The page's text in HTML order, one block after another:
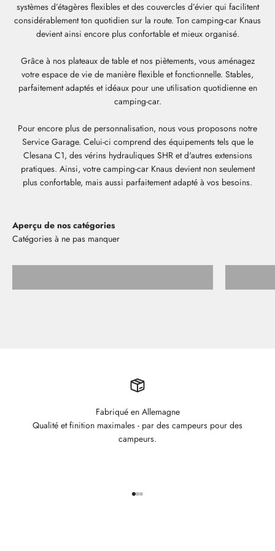
systèmes d’étagères flexibles et des couvercles d’évier qui facilitent
considérablement ton quotidien sur la route. Ton camping-car Knaus
devient ainsi encore plus confortable et mieux organisé.
Grâce à nos plateaux de table et nos piètements, vous aménagez
votre espace de vie de manière flexible et fonctionnelle. Stables,
parfaitement adaptés et idéaux pour une utilisation quotidienne en
camping-car.
Pour encore plus de personnalisation, nous vous proposons notre
Service Garage. Celui-ci comprend des équipements tels que le
Clesana C1, des vérins hydrauliques SHR et d'autres extensions
pratiques. Ainsi, votre camping-car Knaus devient non seulement
plus confortable, mais aussi parfaitement adapté à vos besoins.
Aperçu de nos catégories
Fabriqué en Allemagne
Qualité et finition maximales - par des campeurs pour des
campeurs.